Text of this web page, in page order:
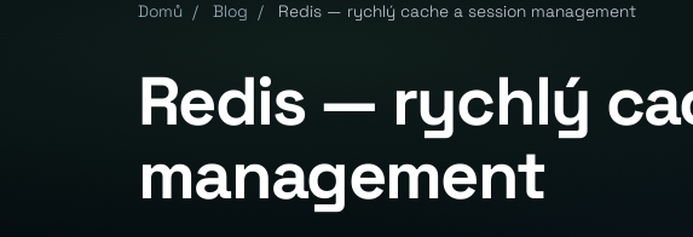
Domů / Blog / Redis — rychlý cache a session management
Redis — rychlý
management